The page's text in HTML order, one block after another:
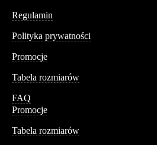
Regulamin
Polityka prywatności
Promocje
Tabela rozmiarów
FAQ
Promocje
Tabela rozmiarów